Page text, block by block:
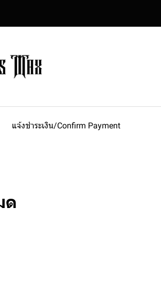
แจ้งชำระเงิน/Confirm Payment
ด